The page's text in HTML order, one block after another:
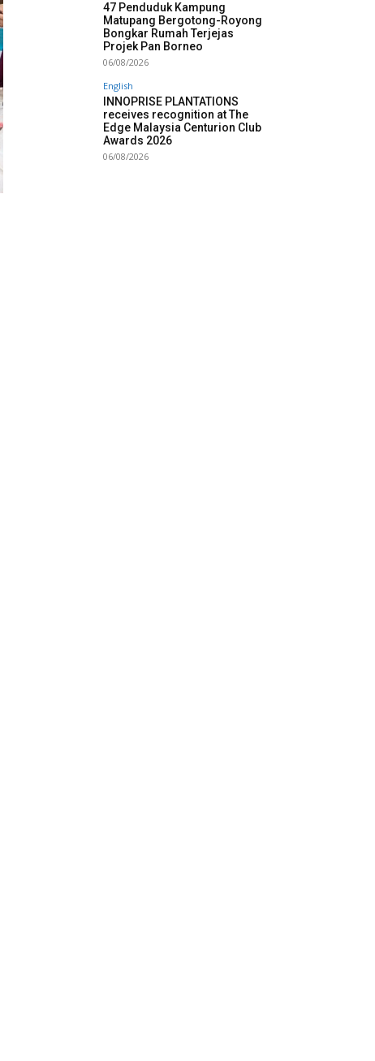
47 Penduduk Kampung
Matupang Bergotong-Royong
Bongkar Rumah Terjejas
Projek Pan Borneo
06/08/2026
English
INNOPRISE PLANTATIONS
receives recognition at The
Edge Malaysia Centurion Club
Awards 2026
06/08/2026